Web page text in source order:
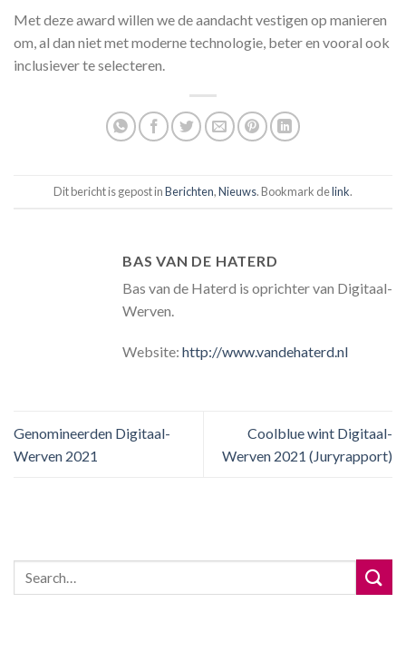
Met deze award willen we de aandacht vestigen op manieren
om, al dan niet met moderne technologie, beter en vooral ook
inclusiever te selecteren.
Dit bericht is gepost inBerichten,Nieuws. Bookmark delink.
BAS VAN DE HATERD
Bas van de Haterd is oprichter van Digitaal-
Werven.
Website: http://www.vandehaterd.nl
Genomineerden Digitaal-
Werven 2021
Coolblue wint Digitaal-
Werven 2021 (Juryrapport)